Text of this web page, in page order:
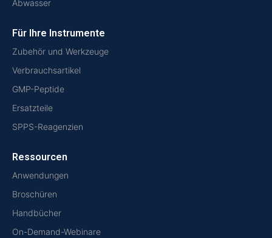
Abwasser
Für Ihre Instrumente
Zubehör und Werkzeuge
Verbrauchsartikel
GMP-Peptide
Ersatzteile
SPPS-Reagenzien
Ressourcen
Anwendungen
Broschüren
Handbücher
On-Demand-Webinare